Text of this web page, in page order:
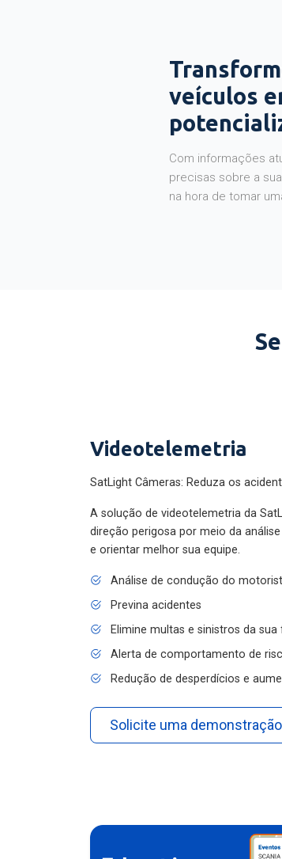
veículos
Com informações
precisas sobre a
na hora de tomar
Videotelemetria
SatLight Câmeras: Reduza os
A solução de videotelemetria da
direção perigosa por meio da
e orientar melhor sua equipe.
Análise de condução do
Previna acidentes
Elimine multas e sinistros da sua
Alerta de comportamento de
Redução de desperdícios e
Solicite uma demonstração